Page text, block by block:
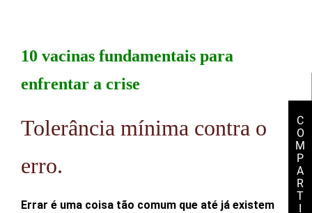
C
O
M
P
A
R
T
10 vacinas fundamentais para
enfrentar a crise
Tolerância mínima contra o
erro.
Errar é uma coisa tão comum que até já existem